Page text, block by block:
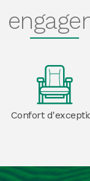
Confort